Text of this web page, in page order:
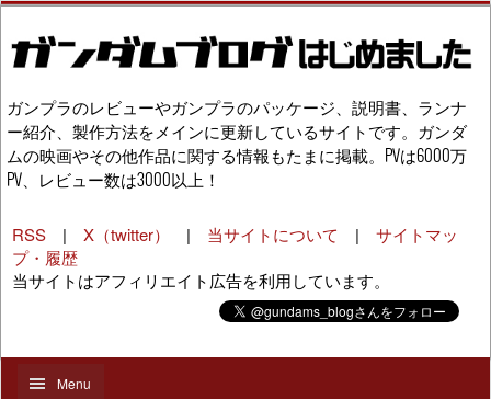
ガンプラのレビューやガンプラのパッケージ、説明書、ランナ
ー紹介、製作方法をメインに更新しているサイトです。ガンダ
ムの映画やその他作品に関する情報もたまに掲載。PVは6000万
PV、レビュー数は3000以上！
RSS | X（twitter） | 当サイトについて | サイトマッ
プ・履歴
当サイトはアフィリエイト広告を利用しています。
Menu